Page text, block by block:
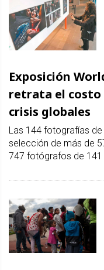
Exposición
retrata el costo
crisis globales
Las 144 fotografías
selección de más de
747 fotógrafos de 141